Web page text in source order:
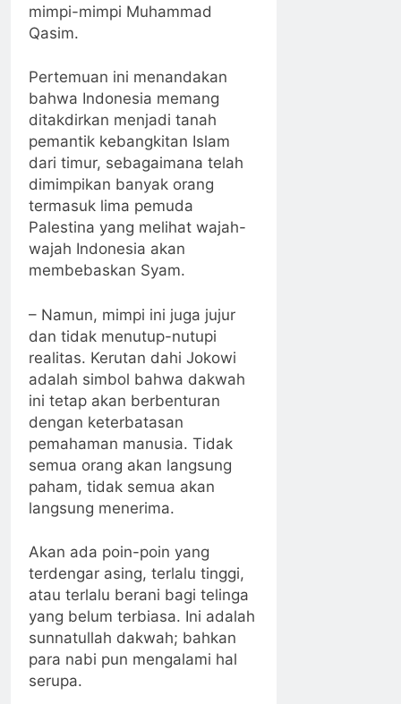
mimpi-mimpi Muhammad
Qasim.
Pertemuan ini menandakan
bahwa Indonesia memang
ditakdirkan menjadi tanah
pemantik kebangkitan Islam
dari timur, sebagaimana telah
dimimpikan banyak orang
termasuk lima pemuda
Palestina yang melihat wajah-
wajah Indonesia akan
membebaskan Syam.
– Namun, mimpi ini juga jujur
dan tidak menutup-nutupi
realitas. Kerutan dahi Jokowi
adalah simbol bahwa dakwah
ini tetap akan berbenturan
dengan keterbatasan
pemahaman manusia. Tidak
semua orang akan langsung
paham, tidak semua akan
langsung menerima.
Akan ada poin-poin yang
terdengar asing, terlalu tinggi,
atau terlalu berani bagi telinga
yang belum terbiasa. Ini adalah
sunnatullah dakwah; bahkan
para nabi pun mengalami hal
serupa.